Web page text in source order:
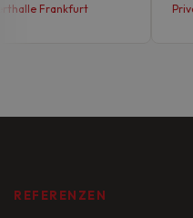
Frankfurt
REFERENZEN